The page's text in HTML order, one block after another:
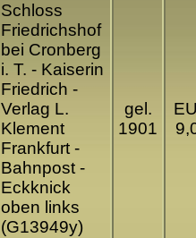
Schloss
Friedrichshof
bei Cronberg
i. T. - Kaiserin
Friedrich -
Verlag L.
Klement
Frankfurt -
Bahnpost -
Eckknick
oben links
(G13949y)
gel.
1901